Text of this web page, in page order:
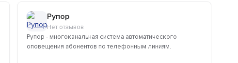
Рупор
Нет отзывов
Рупор - многоканальная система автоматического
оповещения абонентов по телефонным линиям.